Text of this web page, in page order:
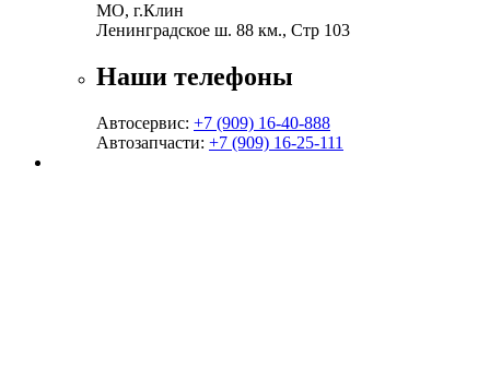
МО, г.Клин
Ленинградское ш. 88 км., Стр 103
Наши телефоны
Автосервис: +7 (909) 16-40-888
Автозапчасти: +7 (909) 16-25-111